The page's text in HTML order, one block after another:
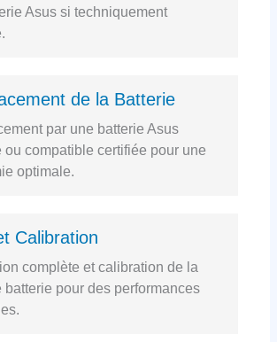
Asus si techniquement
de la Batterie
par une batterie Asus
ou compatible certifiée pour une
optimale.
Calibration
complète et calibration de la
batterie pour des performances